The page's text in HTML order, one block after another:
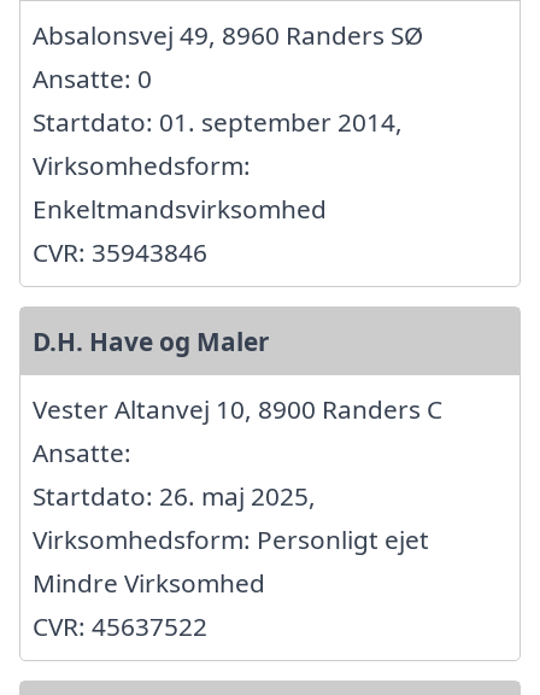
Absalonsvej 49, 8960 Randers SØ
Ansatte: 0
Startdato: 01. september 2014,
Virksomhedsform:
Enkeltmandsvirksomhed
CVR: 35943846
D.H. Have og Maler
Vester Altanvej 10, 8900 Randers C
Ansatte:
Startdato: 26. maj 2025,
Virksomhedsform: Personligt ejet
Mindre Virksomhed
CVR: 45637522